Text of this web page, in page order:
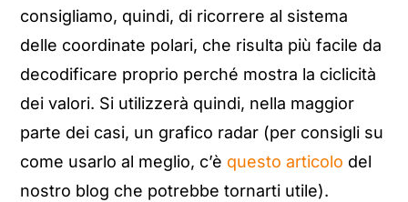
consigliamo, quindi, di ricorrere al sistema
delle coordinate polari, che risulta più facile da
decodificare proprio perché mostra la ciclicità
dei valori. Si utilizzerà quindi, nella maggior
parte dei casi, un grafico radar (per consigli su
come usarlo al meglio, c’è questo articolo del
nostro blog che potrebbe tornarti utile).